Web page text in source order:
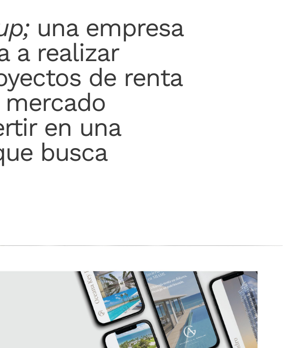
una empresa
a realizar
de renta
en una
busca